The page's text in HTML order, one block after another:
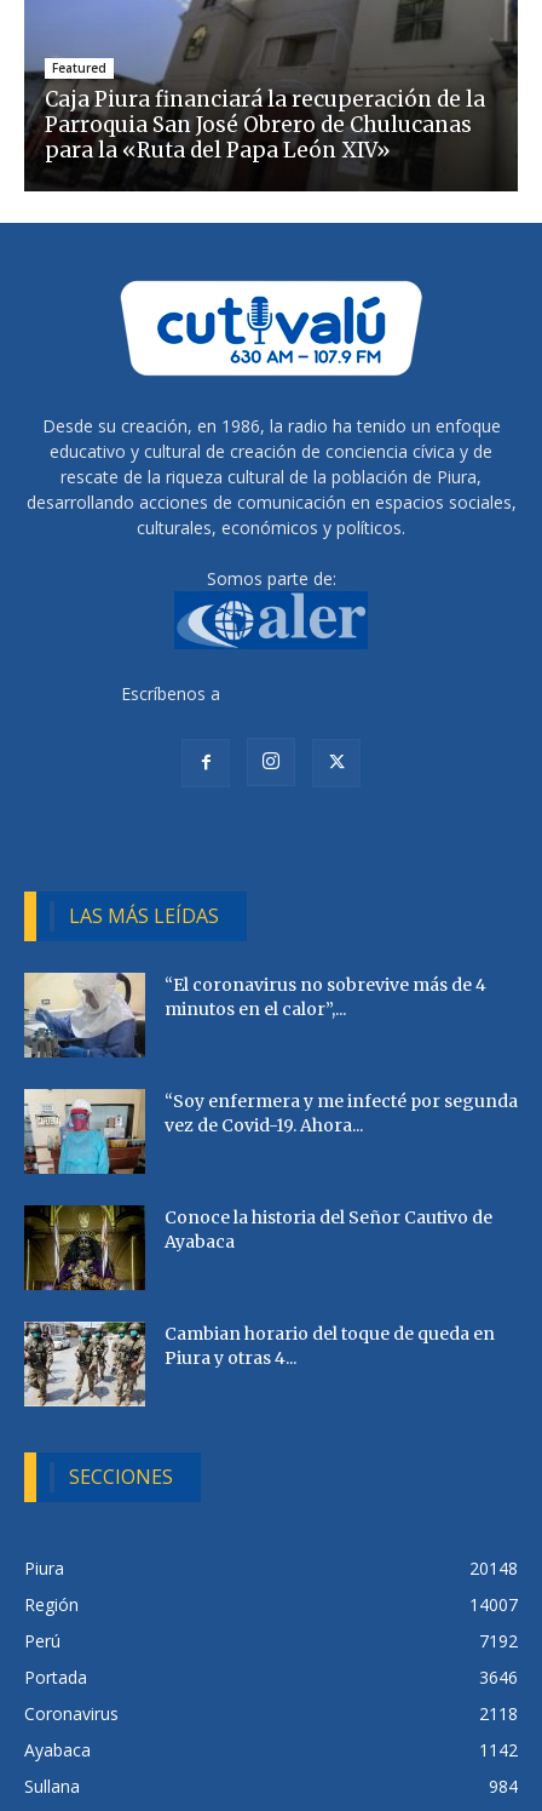
Featured
Caja Piura financiará la recuperación de la
Parroquia San José Obrero de Chulucanas
para la «Ruta del Papa León XIV»
Desde su creación, en 1986, la radio ha tenido un enfoque
educativo y cultural de creación de conciencia cívica y de
rescate de la riqueza cultural de la población de Piura,
desarrollando acciones de comunicación en espacios sociales,
culturales, económicos y políticos.
Somos parte de:
Escríbenos a
LAS MÁS LEÍDAS
“El coronavirus no sobrevive más de 4
minutos en el calor”,...
“Soy enfermera y me infecté por segunda
vez de Covid-19. Ahora...
Conoce la historia del Señor Cautivo de
Ayabaca
Cambian horario del toque de queda en
Piura y otras 4...
SECCIONES
Piura
20148
Región
14007
Perú
7192
Portada
3646
Coronavirus
2118
Ayabaca
1142
Sullana
984